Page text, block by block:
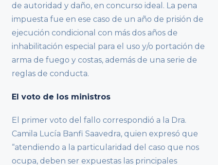
de autoridad y daño, en concurso ideal. La pena
impuesta fue en ese caso de un año de prisión de
ejecución condicional con más dos años de
inhabilitación especial para el uso y/o portación de
arma de fuego y costas, además de una serie de
reglas de conducta.
El voto de los ministros
El primer voto del fallo correspondió a la Dra.
Camila Lucía Banfi Saavedra, quien expresó que
“atendiendo a la particularidad del caso que nos
ocupa, deben ser expuestas las principales